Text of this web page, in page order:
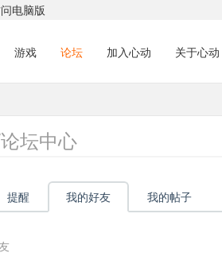
电脑版
游戏 论坛 加入心动 关于心动
坛中心
提醒 我的好友 我的帖子